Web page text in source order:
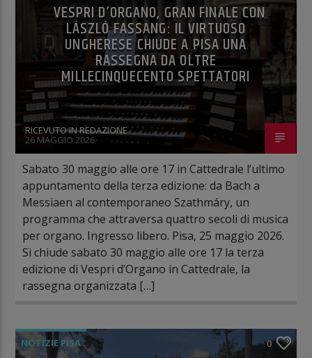
VESPRI D’ORGANO, GRAN FINALE CON
LÁSZLÓ FASSANG: IL VIRTUOSO
UNGHERESE CHIUDE A PISA UNA
RASSEGNA DA OLTRE
MILLECINQUECENTO SPETTATORI
RICEVUTO IN REDAZIONE
26 MAGGIO 2026
Sabato 30 maggio alle ore 17 in Cattedrale l’ultimo
appuntamento della terza edizione: da Bach a
Messiaen al contemporaneo Szathmáry, un
programma che attraversa quattro secoli di musica
per organo. Ingresso libero. Pisa, 25 maggio 2026.
Si chiude sabato 30 maggio alle ore 17 la terza
edizione di Vespri d’Organo in Cattedrale, la
rassegna organizzata […]
NOTIZIE PISA 0